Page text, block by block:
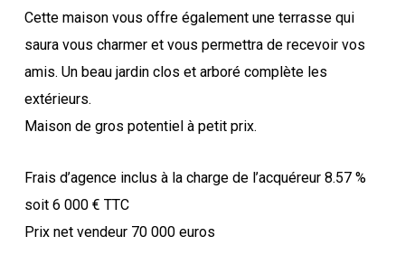
Cette maison vous offre également une terrasse qui
saura vous charmer et vous permettra de recevoir vos
amis. Un beau jardin clos et arboré complète les
extérieurs.
Maison de gros potentiel à petit prix.
Frais d’agence inclus à la charge de l’acquéreur 8.57 %
soit 6 000 € TTC
Prix net vendeur 70 000 euros